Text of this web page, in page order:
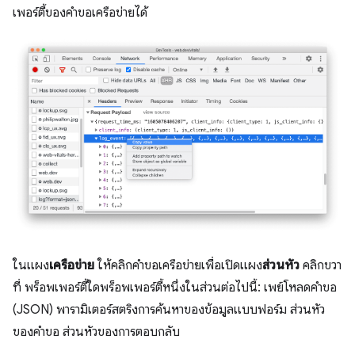
เพอร์ตี้ของคำขอเครือข่ายได้
ในแผงเครือข่ายให้คลิกคำขอเครือข่ายเพื่อเปิดแผงส่วนหัว คลิกขวา
ที่ พร็อพเพอร์ตี้ใดพร็อพเพอร์ตี้หนึ่งในส่วนต่อไปนี้: เพย์โหลดคำขอ
(JSON) พารามิเตอร์สตริงการค้นหาของข้อมูลแบบฟอร์ม ส่วนหัว
ของคำขอ ส่วนหัวของการตอบกลับ